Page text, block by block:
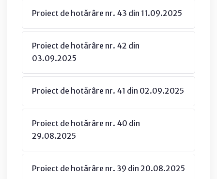
Proiect de hotărâre nr. 43 din 11.09.2025
Proiect de hotărâre nr. 42 din
03.09.2025
Proiect de hotărâre nr. 41 din 02.09.2025
Proiect de hotărâre nr. 40 din
29.08.2025
Proiect de hotărâre nr. 39 din 20.08.2025